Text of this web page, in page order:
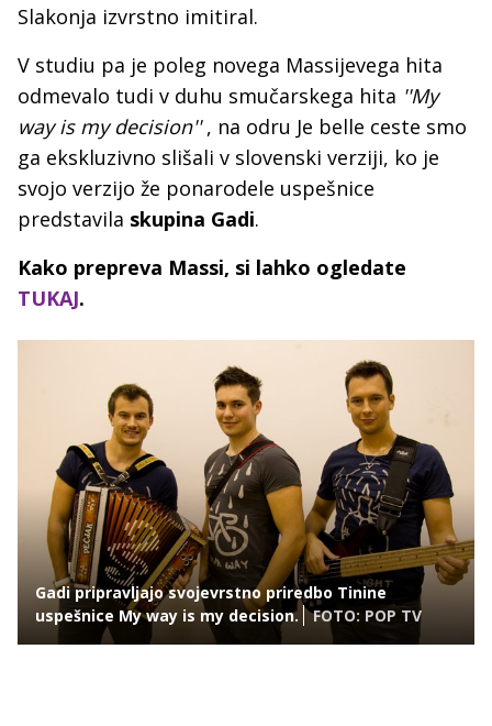
Slakonja izvrstno imitiral.
V studiu pa je poleg novega Massijevega hita
odmevalo tudi v duhu smučarskega hita ''My
way is my decision'', na odru Je belle ceste smo
ga ekskluzivno slišali v slovenski verziji, ko je
svojo verzijo že ponarodele uspešnice
predstavila skupina Gadi.
Kako prepreva Massi, si lahko ogledate
TUKAJ.
Gadi pripravljajo svojevrstno priredbo Tinine
uspešnice My way is my decision.
FOTO: POP TV